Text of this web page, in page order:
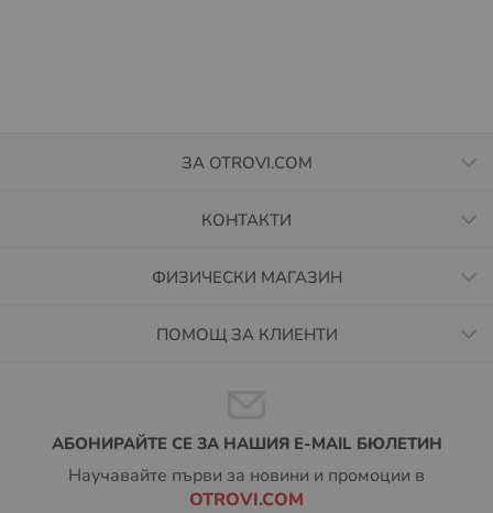
ЗА OTROVI.COM
КОНТАКТИ
ФИЗИЧЕСКИ МАГАЗИН
ПОМОЩ ЗА КЛИЕНТИ
АБОНИРАЙТЕ СЕ ЗА НАШИЯ E-MAIL БЮЛЕТИН
Научавайте първи за новини и промоции в
OTROVI.COM